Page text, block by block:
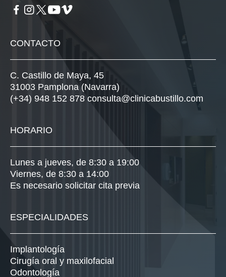
CONTACTO
C. Castillo de Maya, 45
31003 Pamplona (Navarra)
(+34) 948 152 878 consulta@clinicabustillo.com
HORARIO
Lunes a jueves, de 8:30 a 19:00
Viernes, de 8:30 a 14:00
Es necesario solicitar cita previa
ESPECIALIDADES
Implantología
Cirugía oral y maxilofacial
Odontología